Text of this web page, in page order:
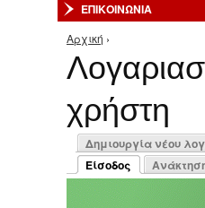
ΕΠΙΚΟΙΝΩΝΙΑ
Είστε εδώ
Αρχική ›
χρήστη
Πρωτεύουσες
Δημιουργία νέου
Είσοδος
(ενεργή καρτέλα)